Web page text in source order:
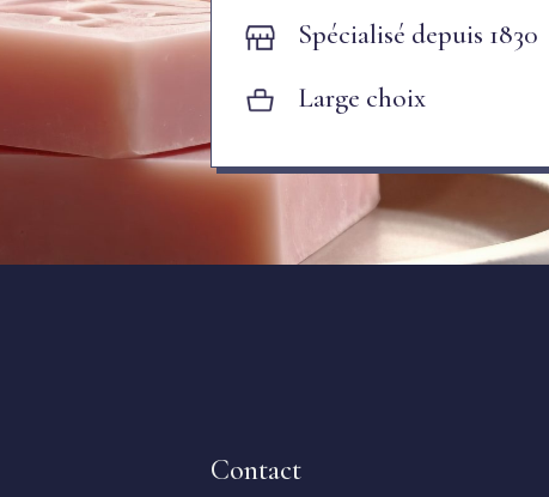
Spécialisé depuis 1830
Large choix
Contact